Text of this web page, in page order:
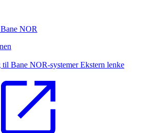
NOR
til Bane NOR-systemerEkstern lenke